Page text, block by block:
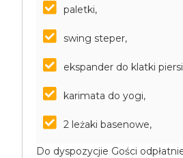
paletki,
swing steper,
ekspander do klatki
karimata do yogi,
2 leżaki basenowe,
Do dyspozycjie Gości